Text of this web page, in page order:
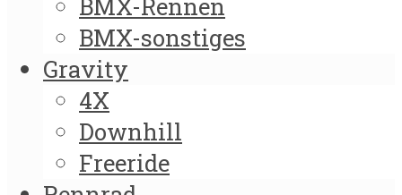
BMX-sonstiges
Gravity
4X
Downhill
Freeride